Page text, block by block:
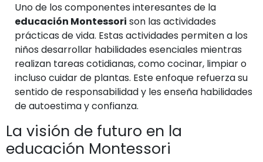
Uno de los componentes interesantes de la
educación Montessori son las actividades
prácticas de vida. Estas actividades permiten a los
niños desarrollar habilidades esenciales mientras
realizan tareas cotidianas, como cocinar, limpiar o
incluso cuidar de plantas. Este enfoque refuerza su
sentido de responsabilidad y les enseña habilidades
de autoestima y confianza.
La visión de futuro en la
educación Montessori